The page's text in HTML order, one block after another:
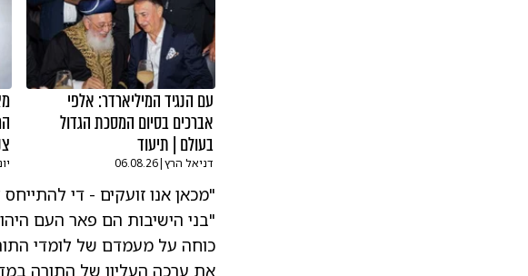
עם הנגיד המיליארדר: אלפי
אברכים בסיום המסכת הגדול
בעולם | תיעוד
דניאל הרץ|
06.08.26
"מכאן אנו זועקים - די
"בני הישיבות הם פאר העם
כוחה על מעמדם של לומדי
את ערכה העליון של התורה